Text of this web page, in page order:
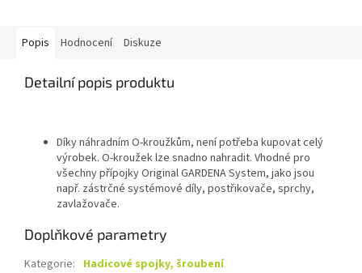
Popis Hodnocení Diskuze
Detailní popis produktu
Díky náhradním O-kroužkům, není potřeba kupovat celý
výrobek. O-kroužek lze snadno nahradit. Vhodné pro
všechny přípojky Original GARDENA System, jako jsou
např. zástrčné systémové díly, postřikovače, sprchy,
zavlažovače.
Doplňkové parametry
Kategorie: Hadicové spojky, šroubení